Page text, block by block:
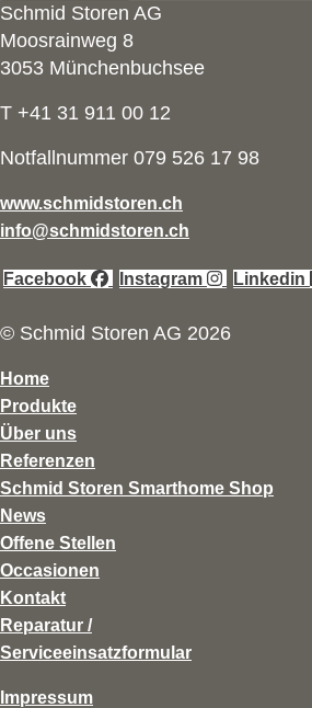
Schmid Storen AG
Moosrainweg 8
3053 Münchenbuchsee
T +41 31 911 00 12
Notfallnummer 079 526 17 98
www.schmidstoren.ch
info@schmidstoren.ch
Facebook Instagram Linkedin
© Schmid Storen AG 2026
Home
Produkte
Über uns
Referenzen
Schmid Storen Smarthome Shop
News
Offene Stellen
Occasionen
Kontakt
Reparatur /
Serviceeinsatzformular
Impressum